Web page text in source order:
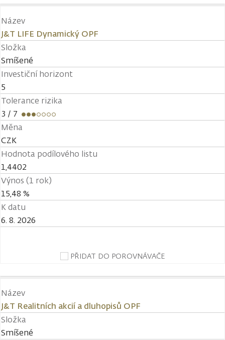
Název
J&T LIFE Dynamický OPF
Složka
Smíšené
Investiční horizont
5
Tolerance rizika
3 / 7
Měna
CZK
Hodnota podílového listu
1,4402
Výnos (1 rok)
15,48 %
K datu
6. 8. 2026
PŘIDAT DO POROVNÁVAČE
Název
J&T Realitních akcií a dluhopisů OPF
Složka
Smíšené